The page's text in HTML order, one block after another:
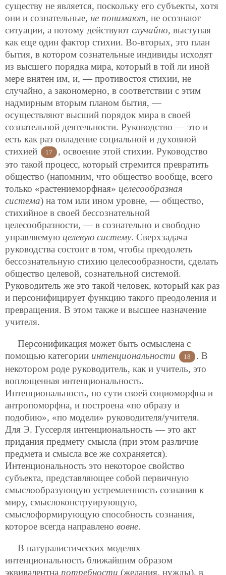
существу не является, поскольку его субъекты, хотя
они и сознательные, не понимают, не осознают
ситуации, а потому действуют случайно, выступая
как еще один фактор стихии. Во-вторых, это план
бытия, в котором сознательные индивиды исходят
из высшего порядка мира, который в той ли иной
мере внятен им, и, — противостоя стихии, не
случайно, а закономерно, в соответствии с этим
надмирным вторым планом бытия, —
осуществляют высший порядок мира в своей
сознательной деятельности. Руководство — это и
есть как раз овладение социальной и духовной
стихией
17
, освоение этой стихии. Руководство
это такой процесс, который стремится превратить
общество (напомним, что общество вообще, всего
только «растениеморфная» целесообразная
система) на том или ином уровне, — общество,
стихийное в своей бессознательной
целесообразности, — в сознательно и свободно
управляемую целевую систему. Сверхзадача
руководства состоит в том, чтобы преодолеть
бессознательную стихию целесообразности, сделать
общество целевой, сознательной системой.
Руководитель же это такой человек, который как раз
и персонифицирует функцию такого преодоления и
превращения. В этом также и высшее назначение
учителя.
Персонификация может быть осмыслена с
помощью категории интенциональности 18
. В
некотором роде руководитель, как и учитель, это
воплощенная интенциональность.
Интенциональность, по сути своей социоморфна и
антропоморфна, и построена «по образу и
подобию», «по модели» руководителя/учителя.
Для Э. Гуссерля интенциональность — это акт
придания предмету смысла (при этом различие
предмета и смысла все же сохраняется).
Интенциональность это некоторое свойство
субъекта, представляющее собой первичную
смыслообразующую устремленность сознания к
миру, смыслоконструирующую,
смыслоформирующую способность сознания,
которое всегда направлено вовне.
В натуралистических моделях
интенциональность ближайшим образом
эквивалентна потребности (желания, нужды), в